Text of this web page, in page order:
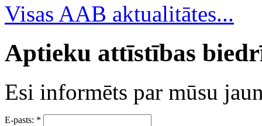
Visas AAB aktualitātes...
Aptieku attīstības
Esi informēts par mūsu
E-pasts: *